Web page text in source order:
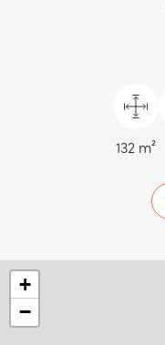
132 m²
+
−